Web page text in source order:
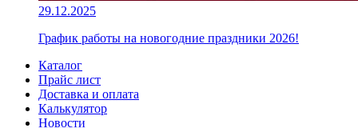
29.12.2025
График работы на новогодние праздники 2026!
Каталог
Прайс лист
Доставка и оплата
Калькулятор
Новости